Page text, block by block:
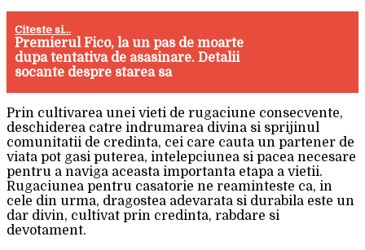
Citeste si...
Premierul Fico, la un pas de moarte
dupa tentativa de asasinare. Detalii
socante despre starea sa
Prin cultivarea unei vieti de rugaciune consecvente,
deschiderea catre indrumarea divina si sprijinul
comunitatii de credinta, cei care cauta un partener de
viata pot gasi puterea, intelepciunea si pacea necesare
pentru a naviga aceasta importanta etapa a vietii.
Rugaciunea pentru casatorie ne reaminteste ca, in
cele din urma, dragostea adevarata si durabila este un
dar divin, cultivat prin credinta, rabdare si
devotament.